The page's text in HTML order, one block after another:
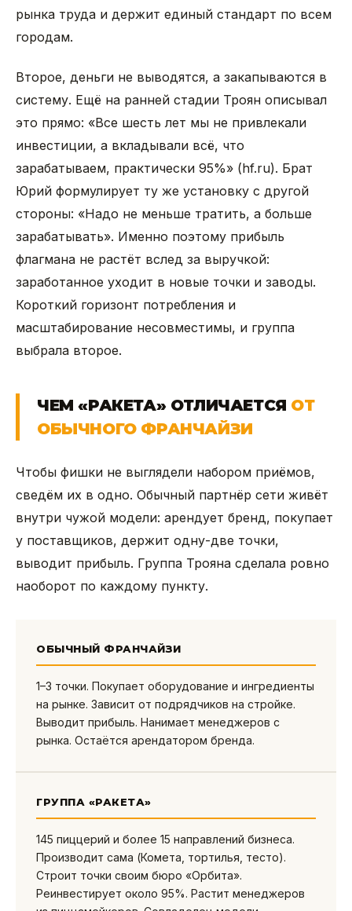
рынка труда и держит единый стандарт по всем
городам.
Второе, деньги не выводятся, а закапываются в
систему. Ещё на ранней стадии Троян описывал
это прямо: «Все шесть лет мы не привлекали
инвестиции, а вкладывали всё, что
зарабатываем, практически 95%» (hf.ru). Брат
Юрий формулирует ту же установку с другой
стороны: «Надо не меньше тратить, а больше
зарабатывать». Именно поэтому прибыль
флагмана не растёт вслед за выручкой:
заработанное уходит в новые точки и заводы.
Короткий горизонт потребления и
масштабирование несовместимы, и группа
выбрала второе.
ЧЕМ «РАКЕТА» ОТЛИЧАЕТСЯ ОТ
ОБЫЧНОГО ФРАНЧАЙЗИ
Чтобы фишки не выглядели набором приёмов,
сведём их в одно. Обычный партнёр сети живёт
внутри чужой модели: арендует бренд, покупает
у поставщиков, держит одну-две точки,
выводит прибыль. Группа Трояна сделала ровно
наоборот по каждому пункту.
ОБЫЧНЫЙ ФРАНЧАЙЗИ
1–3 точки. Покупает оборудование и ингредиенты
на рынке. Зависит от подрядчиков на стройке.
Выводит прибыль. Нанимает менеджеров с
рынка. Остаётся арендатором бренда.
ГРУППА «РАКЕТА»
145 пиццерий и более 15 направлений бизнеса.
Производит сама (Комета, тортилья, тесто).
Строит точки своим бюро «Орбита».
Реинвестирует около 95%. Растит менеджеров